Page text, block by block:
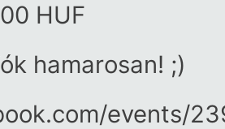
HUF
hamarosan! ;)
​events/​